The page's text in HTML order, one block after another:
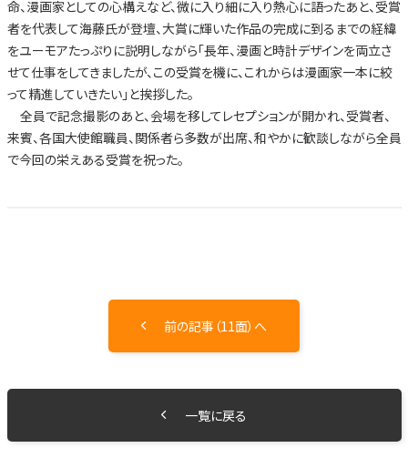
命、漫画家としての心構えなど、微に入り細に入り熱心に語ったあと、受賞
者を代表して海藤氏が登壇、大賞に輝いた作品の完成に到るまでの経緯
をユーモアたっぷりに説明しながら「長年、漫画と時計デザインを両立さ
せて仕事をしてきましたが、この受賞を機に、これからは漫画家一本に絞
って精進していきたい」と挨拶した。
全員で記念撮影のあと、会場を移してレセプションが開かれ、受賞者、
来賓、各国大使館職員、関係者ら多数が出席、和やかに歓談しながら全員
で今回の栄えある受賞を祝った。
前の記事（11面）へ
一覧に戻る